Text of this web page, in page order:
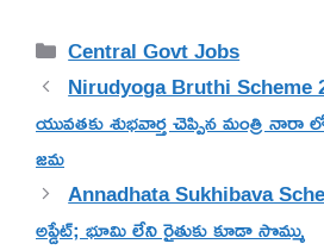
Categories
Central Govt Jobs
Nirudyoga Bruthi Scheme
యువతకు శుభవార్త చెప్పిన మంత్రి నారా
జమ
Annadhata Sukhibava
అప్డేట్; భూమి లేని రైతుకు కూడా సొమ్ము